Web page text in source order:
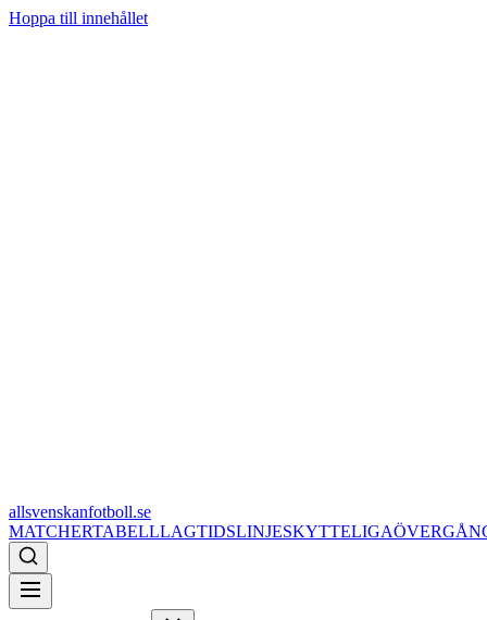
Hoppa till innehållet
allsvenskanfotboll.se
MATCHERTABELLLAGTIDSLINJESKYTTELIGA